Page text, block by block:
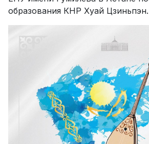
образования КНР Хуай Цзиньпэн.